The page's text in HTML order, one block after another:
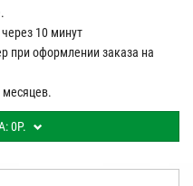
10 минут
при оформлении заказа на
месяцев.
0Р.